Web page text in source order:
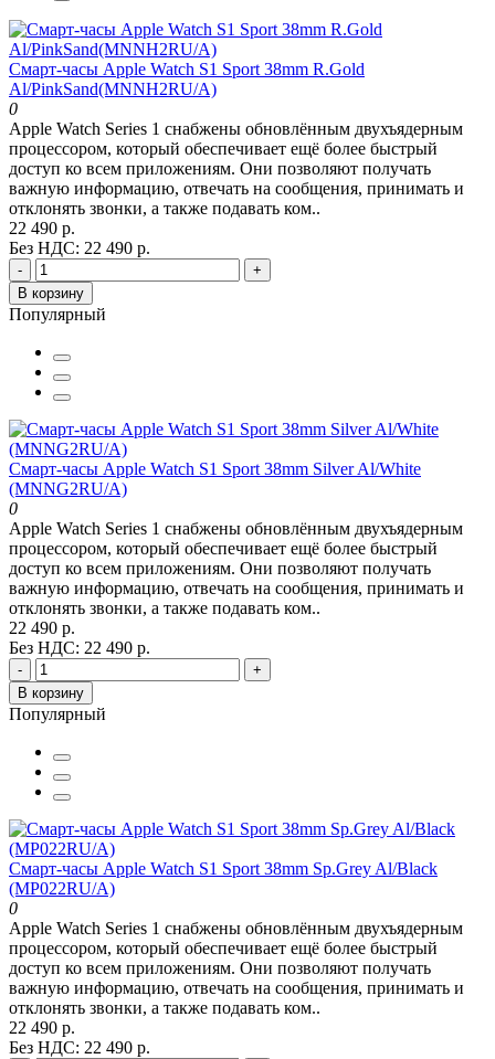
Смарт-часы Apple Watch S1 Sport 38mm R.Gold
Al/PinkSand(MNNH2RU/A)
0
Apple Watch Series 1 снабжены обновлённым двухъядерным
процессором, который обеспечивает ещё более быстрый
доступ ко всем приложениям. Они позволяют получать
важную информацию, отвечать на сообщения, принимать и
отклонять звонки, а также подавать ком..
22 490 р.
Без НДС: 22 490 р.
-
+
В корзину
Популярный
Смарт-часы Apple Watch S1 Sport 38mm Silver Al/White
(MNNG2RU/A)
0
Apple Watch Series 1 снабжены обновлённым двухъядерным
процессором, который обеспечивает ещё более быстрый
доступ ко всем приложениям. Они позволяют получать
важную информацию, отвечать на сообщения, принимать и
отклонять звонки, а также подавать ком..
22 490 р.
Без НДС: 22 490 р.
-
+
В корзину
Популярный
Смарт-часы Apple Watch S1 Sport 38mm Sp.Grey Al/Black
(MP022RU/A)
0
Apple Watch Series 1 снабжены обновлённым двухъядерным
процессором, который обеспечивает ещё более быстрый
доступ ко всем приложениям. Они позволяют получать
важную информацию, отвечать на сообщения, принимать и
отклонять звонки, а также подавать ком..
22 490 р.
Без НДС: 22 490 р.